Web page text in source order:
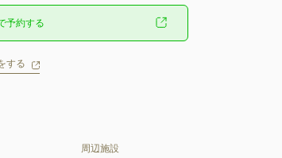
予約する
する
周辺施設